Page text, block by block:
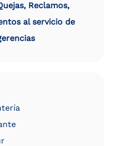
Reclamos,
al servicio de